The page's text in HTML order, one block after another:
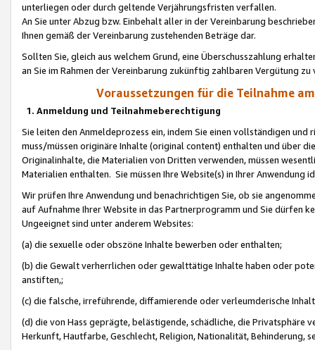
unterliegen oder durch geltende Verjährungsfristen verfallen.
An Sie unter Abzug bzw. Einbehalt aller in der Vereinbarung
Ihnen gemäß der Vereinbarung zustehenden Beträge dar.
Sollten Sie, gleich aus welchem Grund, eine Überschusszahlung
an Sie im Rahmen der Vereinbarung zukünftig zahlbaren Vergütung zu
Voraussetzungen für die Teilnahme
1. Anmeldung und Teilnahmeberechtigung
Sie leiten den Anmeldeprozess ein, indem Sie einen vollständigen
muss/müssen originäre Inhalte (original content) enthalten und über
Originalinhalte, die Materialien von Dritten verwenden, müssen
Materialien enthalten. Sie müssen Ihre Website(s) in Ihrer Anwendung
Wir prüfen Ihre Anwendung und benachrichtigen Sie, ob sie
auf Aufnahme Ihrer Website in das Partnerprogramm und Sie dürfen
Ungeeignet sind unter anderem Websites:
(a) die sexuelle oder obszöne Inhalte bewerben oder enthalten;
(b) die Gewalt verherrlichen oder gewalttätige Inhalte haben oder
anstiften,;
(c) die falsche, irreführende, diffamierende oder verleumderische
(d) die von Hass geprägte, belästigende, schädliche, die Privatsphäre
Herkunft, Hautfarbe, Geschlecht, Religion, Nationalität, Behinderung,